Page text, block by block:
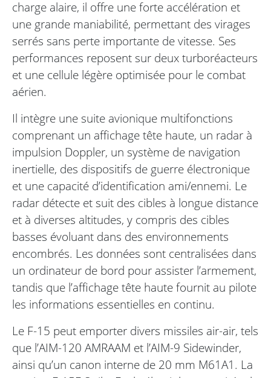
charge alaire, il offre une forte accélération et
une grande maniabilité, permettant des virages
serrés sans perte importante de vitesse. Ses
performances reposent sur deux turboréacteurs
et une cellule légère optimisée pour le combat
aérien.
Il intègre une suite avionique multifonctions
comprenant un affichage tête haute, un radar à
impulsion Doppler, un système de navigation
inertielle, des dispositifs de guerre électronique
et une capacité d’identification ami/ennemi. Le
radar détecte et suit des cibles à longue distance
et à diverses altitudes, y compris des cibles
basses évoluant dans des environnements
encombrés. Les données sont centralisées dans
un ordinateur de bord pour assister l’armement,
tandis que l’affichage tête haute fournit au pilote
les informations essentielles en continu.
Le F-15 peut emporter divers missiles air-air, tels
que l’AIM-120 AMRAAM et l’AIM-9 Sidewinder,
ainsi qu’un canon interne de 20 mm M61A1. La